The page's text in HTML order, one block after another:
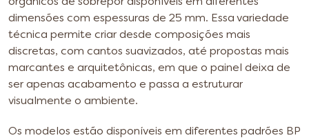
orgânicos de sobrepor disponíveis em diferentes
dimensões com espessuras de 25 mm. Essa variedade
técnica permite criar desde composições mais
discretas, com cantos suavizados, até propostas mais
marcantes e arquitetônicas, em que o painel deixa de
ser apenas acabamento e passa a estruturar
visualmente o ambiente.
Os modelos estão disponíveis em diferentes padrões BP